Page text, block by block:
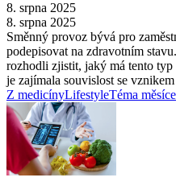
8. srpna 2025
8. srpna 2025
Směnný provoz bývá pro
podepisovat na zdravotním
rozhodli zjistit, jaký má tento typ
je zajímala souvislost se vznikem
Z medicínyLifestyleTéma měsíce